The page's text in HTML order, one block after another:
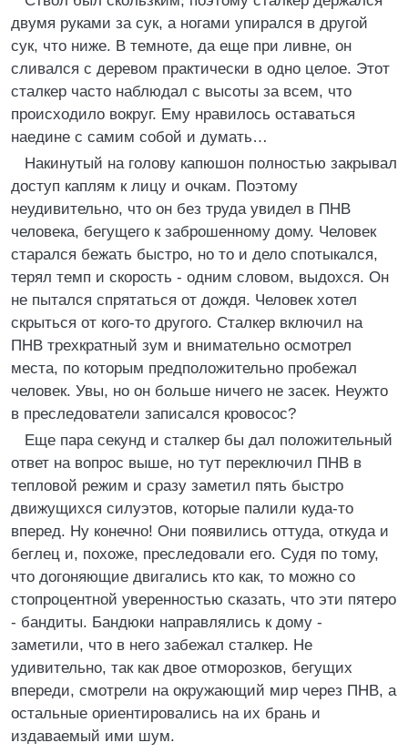
двумя руками за сук, а ногами упирался в другой
сук, что ниже. В темноте, да еще при ливне, он
сливался с деревом практически в одно целое. Этот
сталкер часто наблюдал с высоты за всем, что
происходило вокруг. Ему нравилось оставаться
наедине с самим собой и думать…
Накинутый на голову капюшон полностью закрывал
доступ каплям к лицу и очкам. Поэтому
неудивительно, что он без труда увидел в ПНВ
человека, бегущего к заброшенному дому. Человек
старался бежать быстро, но то и дело спотыкался,
терял темп и скорость - одним словом, выдохся. Он
не пытался спрятаться от дождя. Человек хотел
скрыться от кого-то другого. Сталкер включил на
ПНВ трехкратный зум и внимательно осмотрел
места, по которым предположительно пробежал
человек. Увы, но он больше ничего не засек. Неужто
в преследователи записался кровосос?
Еще пара секунд и сталкер бы дал положительный
ответ на вопрос выше, но тут переключил ПНВ в
тепловой режим и сразу заметил пять быстро
движущихся силуэтов, которые палили куда-то
вперед. Ну конечно! Они появились оттуда, откуда и
беглец и, похоже, преследовали его. Судя по тому,
что догоняющие двигались кто как, то можно со
стопроцентной уверенностью сказать, что эти пятеро
- бандиты. Бандюки направлялись к дому -
заметили, что в него забежал сталкер. Не
удивительно, так как двое отморозков, бегущих
впереди, смотрели на окружающий мир через ПНВ, а
остальные ориентировались на их брань и
издаваемый ими шум.